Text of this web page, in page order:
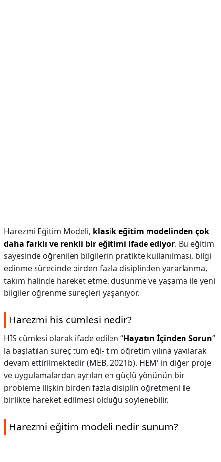
Harezmi Eğitim Modeli, klasik eğitim modelinden çok
daha farklı ve renkli bir eğitimi ifade ediyor. Bu eğitim
sayesinde öğrenilen bilgilerin pratikte kullanılması, bilgi
edinme sürecinde birden fazla disiplinden yararlanma,
takım halinde hareket etme, düşünme ve yaşama ile yeni
bilgiler öğrenme süreçleri yaşanıyor.
Harezmi his cümlesi nedir?
HİS cümlesi olarak ifade edilen “Hayatın İçinden Sorun”
la başlatılan süreç tüm eği- tim öğretim yılına yayılarak
devam ettirilmektedir (MEB, 2021b). HEM' in diğer proje
ve uygulamalardan ayrılan en güçlü yönünün bir
probleme ilişkin birden fazla disiplin öğretmeni ile
birlikte hareket edilmesi olduğu söylenebilir.
Harezmi eğitim modeli nedir sunum?